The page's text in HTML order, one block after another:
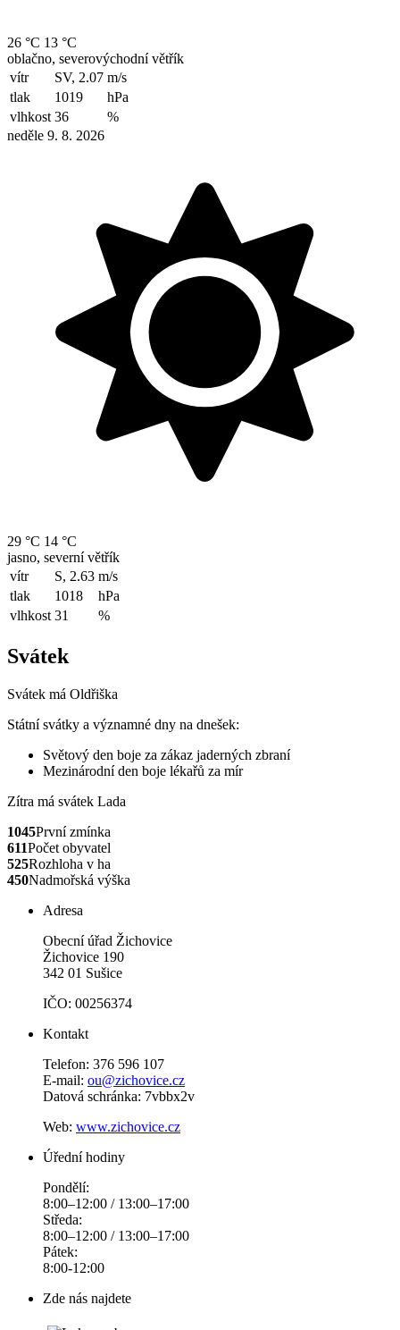
26 °C 13 °C
oblačno, severovýchodní větřík
vítr
SV, 2.07 m/s
tlak
1019
hPa
vlhkost 36
%
neděle 9. 8. 2026
29 °C 14 °C
jasno, severní větřík
vítr
S, 2.63 m/s
tlak
1018
hPa
vlhkost 31 %
Svátek
Svátek má Oldřiška
Státní svátky a významné dny na dnešek:
Světový den boje za zákaz jaderných zbraní
Mezinárodní den boje lékařů za mír
Zítra má svátek Lada
1045První zmínka
611Počet obyvatel
525Rozhloha v ha
450Nadmořská výška
Adresa
Obecní úřad Žichovice
Žichovice 190
342 01 Sušice
IČO: 00256374
Kontakt
Telefon: 376 596 107
E-mail: ou@zichovice.cz
Datová schránka: 7vbbx2v
Web: www.zichovice.cz
Úřední hodiny
Pondělí:
8:00–12:00 / 13:00–17:00
Středa:
8:00–12:00 / 13:00–17:00
Pátek:
8:00-12:00
Zde nás najdete